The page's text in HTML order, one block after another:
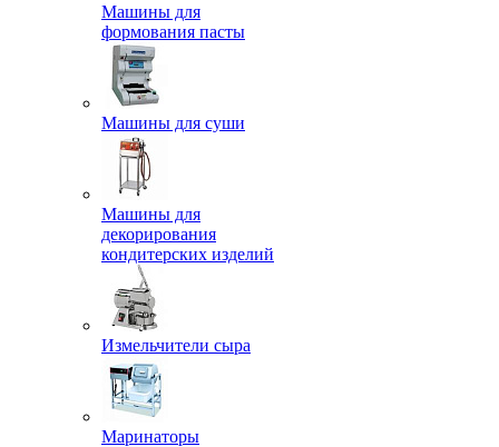
Машины для
формования пасты
Машины для суши
Машины для
декорирования
кондитерских изделий
Измельчители сыра
Маринаторы